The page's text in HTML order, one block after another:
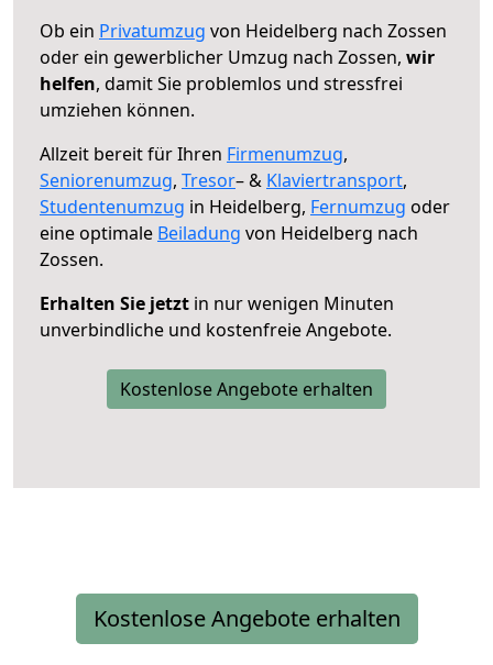
Ob ein Privatumzug von Heidelberg nach Zossen
oder ein gewerblicher Umzug nach Zossen, wir
helfen, damit Sie problemlos und stressfrei
umziehen können.
Allzeit bereit für Ihren Firmenumzug,
Seniorenumzug, Tresor– & Klaviertransport,
Studentenumzug in Heidelberg, Fernumzug oder
eine optimale Beiladung von Heidelberg nach
Zossen.
Erhalten Sie jetzt in nur wenigen Minuten
unverbindliche und kostenfreie Angebote.
Kostenlose Angebote erhalten
Kostenlose Angebote erhalten